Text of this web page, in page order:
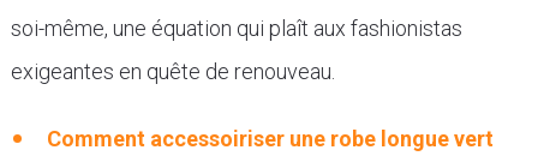
soi-même, une équation qui plaît aux fashionistas
exigeantes en quête de renouveau.
Comment accessoiriser une robe longue vert